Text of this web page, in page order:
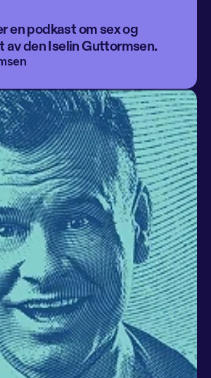
en podkast om sex og
av den Iselin Guttormsen.